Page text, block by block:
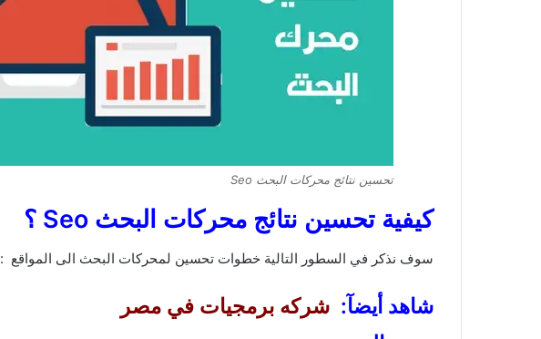
تحسين نتائج محركات البحث Seo
كيفية تحسين نتائج محركات البحث Seo ؟
سوف نذكر في السطور التالية خطوات تحسين لمحركات البحث الى المواقع :
شاهد أيضآ: شركه برمجيات في مصر